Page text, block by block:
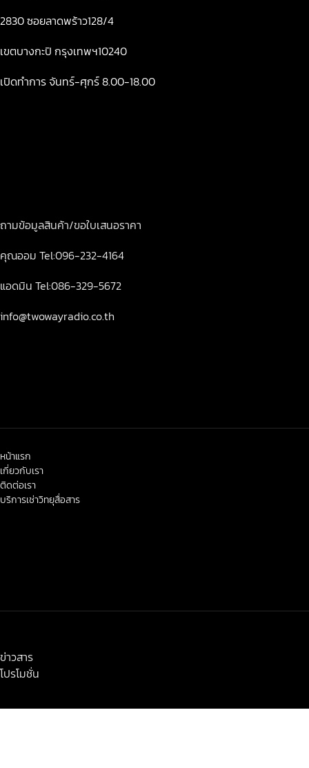
2830 ซอยลาดพร้าว128/4
เขตบางกะปิ กรุงเทพฯ10240
เปิดทำการ จันทร์-ศุกร์ 8.00-18.00
ถามข้อมูลสินค้า/ขอใบเสนอราคา
คุณออม Tel:096-232-4164
แอดมิน Tel:086-329-5672
info@twowayradio.co.th
หน้าแรก
เกี่ยวกับเรา
ติดต่อเรา
บริการเช่าวิทยุสื่อสาร
ข่าวสาร
โปรโมชั่น